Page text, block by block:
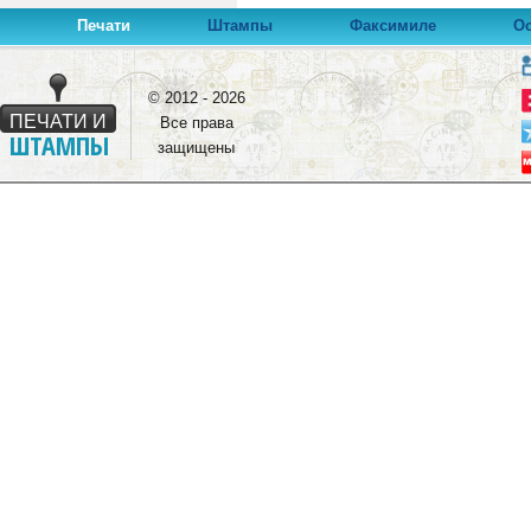
Печати Штампы Факсимиле
ПЕЧАТИ И
ШТАМПЫ
© 2012 - 2026
Все права
защищены